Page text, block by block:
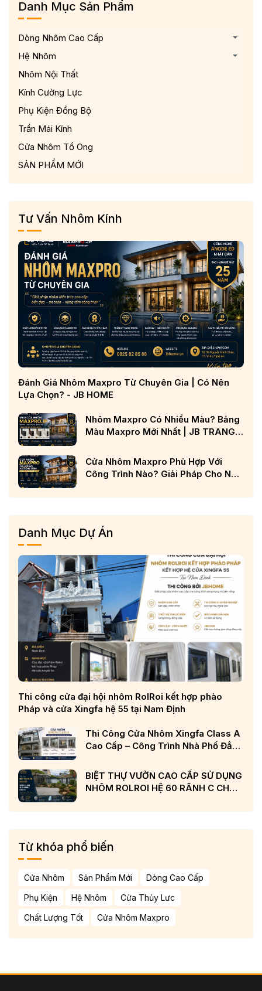
Danh Mục Sản Phẩm
Dòng Nhôm Cao Cấp
Hệ Nhôm
Nhôm Nội Thất
Kính Cường Lực
Phụ Kiện Đồng Bộ
Trần Mái Kính
Cửa Nhôm Tổ Ong
SẢN PHẨM MỚI
Tư Vấn Nhôm Kính
Đánh Giá Nhôm Maxpro Từ Chuyên Gia | Có Nên
Lựa Chọn? - JB HOME
Nhôm Maxpro Có Nhiều Màu? Bảng
Màu Maxpro Mới Nhất | JB TRANG
Cửa Nhôm Maxpro Phù Hợp Với
Công Trình Nào? Giải Pháp Cho Nhà
Cấp
Danh Mục Dự Án
Thi công cửa đại hội nhôm RolRoi kết hợp phào
Pháp và cửa Xingfa hệ 55 tại Nam Định
Thi Công Cửa Nhôm Xingfa Class A
Cao Cấp – Công Trình Nhà Phố Đẳng
BIỆT THỰ VƯỜN CAO CẤP SỬ DỤNG
NHÔM ROLROI HỆ 60 RÃNH C CHÂU
Từ khóa phổ biến
Cửa Nhôm Sản Phẩm Mới
Dòng Cao Cấp
Phụ Kiện
Hệ Nhôm
Cửa Thủy Lưc
Chất Lượng Tốt
Cửa Nhôm Maxpro